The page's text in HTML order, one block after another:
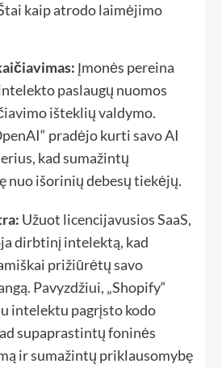
kaip atrodo laimėjimo
Įmonės pereina
paslaugų nuomos
išteklių valdymo.
pradėjo kurti savo AI
kad sumažintų
nuo išorinių debesų tiekėjų.
Užuot licencijavusios SaaS,
dirbtinį intelektą, kad
prižiūrėtų savo
Pavyzdžiui, „Shopify“
intelektu pagrįsto kodo
supaprastintų foninės
ir sumažintų priklausomybę